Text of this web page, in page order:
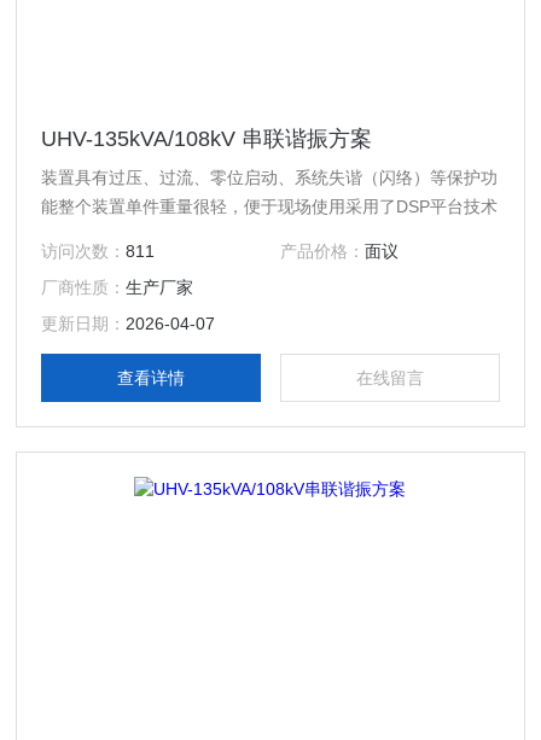
UHV-135kVA/108kV 串联谐振方案
装置具有过压、过流、零位启动、系统失谐（闪络）等保护功
能整个装置单件重量很轻，便于现场使用采用了DSP平台技术
访问次数：811 产品价格： 面议
厂商性质：生产厂家
更新日期： 2026-04-07
查看详情 在线留言